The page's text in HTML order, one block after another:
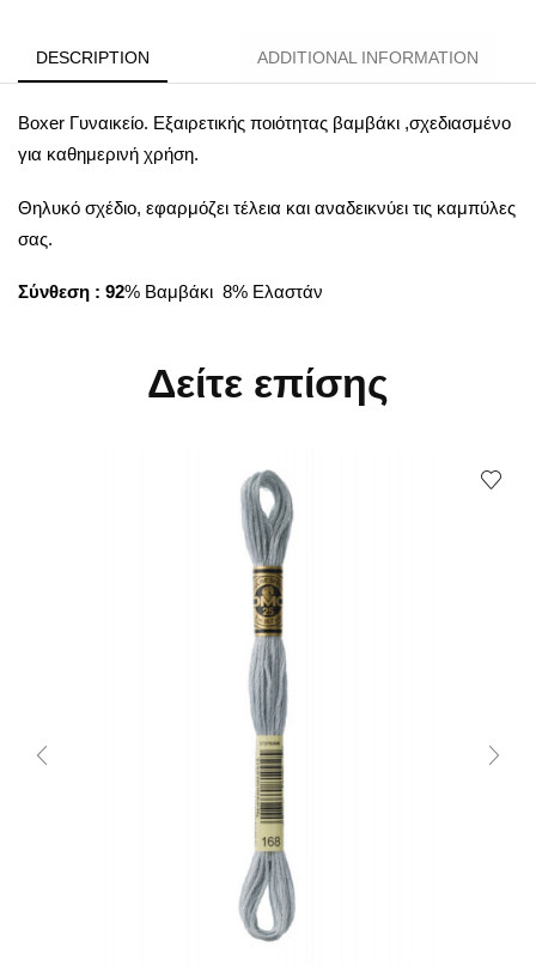
DESCRIPTION ADDITIONAL INFORMATION
Boxer Γυναικείo. Εξαιρετικής ποιότητας βαμβάκι ,σχεδιασμένο
για καθημερινή χρήση.
Θηλυκό σχέδιο, εφαρμόζει τέλεια και αναδεικνύει τις καμπύλες
σας.
Σύνθεση : 92% Βαμβάκι 8% Ελαστάν
Δείτε επίσης